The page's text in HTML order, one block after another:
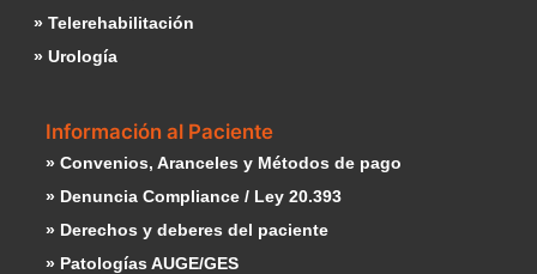
» Telerehabilitación
» Urología
Información al Paciente
» Convenios, Aranceles y Métodos de pago
» Denuncia Compliance / Ley 20.393
» Derechos y deberes del paciente
» Patologías AUGE/GES